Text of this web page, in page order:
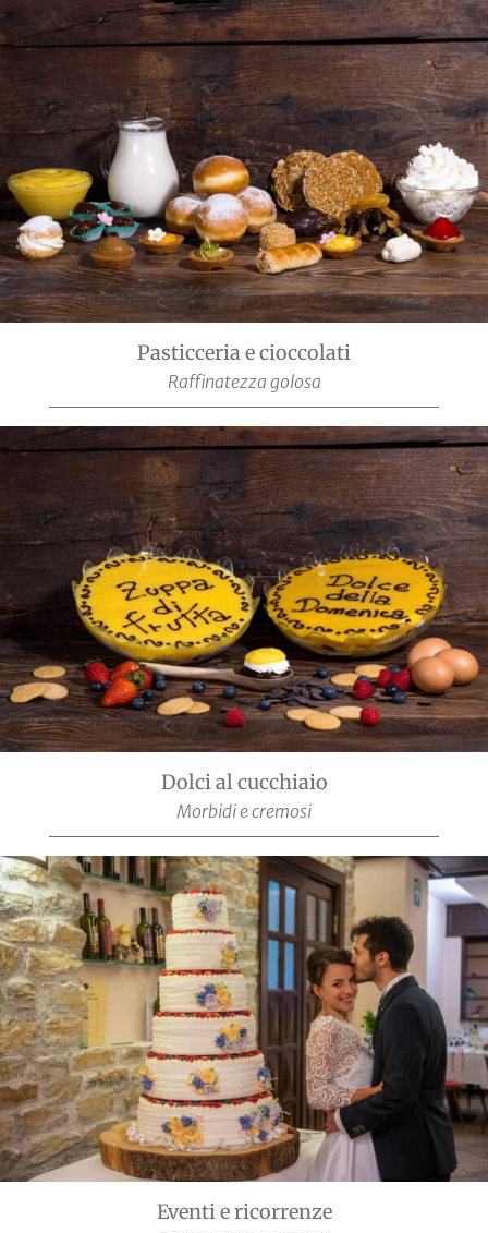
Pasticceria e cioccolati
Raffinatezza golosa
Dolci al cucchiaio
Morbidi e cremosi
Eventi e ricorrenze